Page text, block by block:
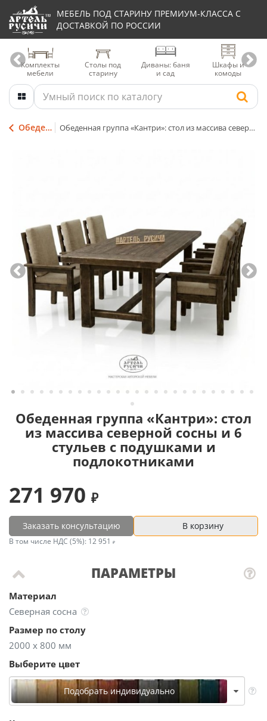
МЕБЕЛЬ ПОД СТАРИНУ ПРЕМИУМ-КЛАССА С
ДОСТАВКОЙ ПО РОССИИ
Комплекты
мебели
Столы под
старину
Диваны: баня
и сад
Шкафы и
комоды
Обеденные группы Обеденная группа «Кантри»: стол из массива северной сосны и 6 стульев с подушками и подлокотниками
Обеденная группа «Кантри»: стол
из массива северной сосны и 6
стульев с подушками и
подлокотниками
ПАРАМЕТРЫ
Материал
Северная сосна
Размер по столу
2000 х 800 мм
Выберите цвет
Подобрать индивидуально
271 970
Заказать консультацию В корзину
В том числе НДС (5%): 12 951